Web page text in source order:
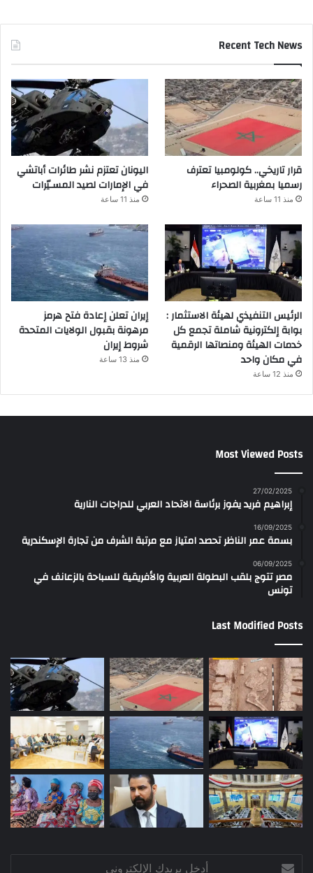
Recent Tech News
قرار تاريخي.. كولومبيا تعترف
رسميا بمغربية الصحراء
منذ 11 ساعة
اليونان تعتزم نشر طائرات أباتشي
في الإمارات لصيد المسـيّرات
منذ 11 ساعة
الرئيس التنفيذي لهيئة الاستثمار :
بوابة إلكترونية شاملة تجمع كل
خدمات الهيئة ومنصاتها الرقمية
في مكان واحد
منذ 12 ساعة
إيران تعلن إعادة فتح هرمز
مرهونة بقبول الولايات المتحدة
شروط إيران
منذ 13 ساعة
Most Viewed Posts
27/02/2025
إبراهيم فريد يفوز برئاسة الاتحاد العربي للدراجات النارية
16/09/2025
بسمة عمر الناظر تحصد امتياز مع مرتبة الشرف من تجارة الإسكندرية
06/09/2025
مصر تتوج بلقب البطولة العربية والأفريقية للسباحة بالزعانف في
تونس
Last Modified Posts